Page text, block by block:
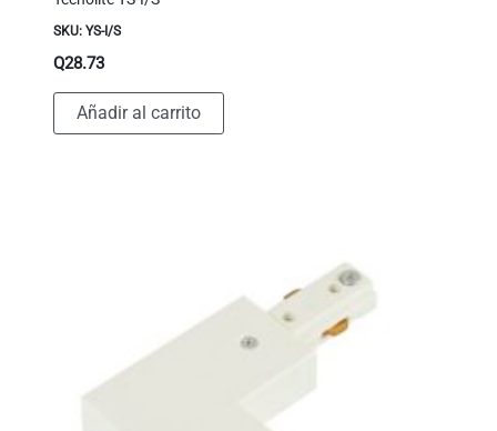
SKU: YS-I/S
Q28.73
Añadir al carrito